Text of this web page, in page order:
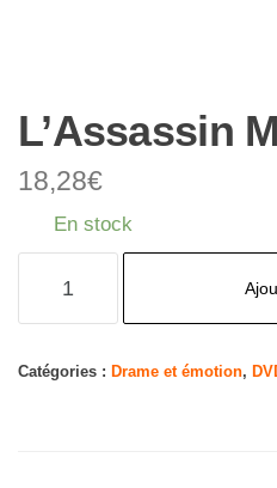
L’Assassin
18,28€
En stock
Musicien
Catégories : Drame et émotion,